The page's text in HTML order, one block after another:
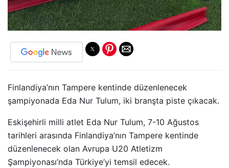
Finlandiya’nın Tampere kentinde düzenlenecek
şampiyonada Eda Nur Tulum, iki branşta piste çıkacak.
Eskişehirli milli atlet Eda Nur Tulum, 7-10 Ağustos
tarihleri arasında Finlandiya’nın Tampere kentinde
düzenlenecek olan Avrupa U20 Atletizm
Şampiyonası’nda Türkiye’yi temsil edecek.